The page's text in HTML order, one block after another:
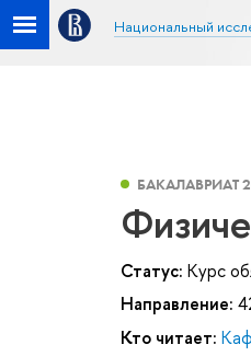
Национальный
БАКАЛАВРИАТ
Статус: Курс
Направление:
Кто читает: